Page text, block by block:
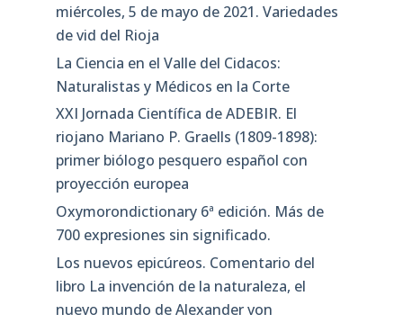
miércoles, 5 de mayo de 2021. Variedades
de vid del Rioja
La Ciencia en el Valle del Cidacos:
Naturalistas y Médicos en la Corte
XXI Jornada Científica de ADEBIR. El
riojano Mariano P. Graells (1809-1898):
primer biólogo pesquero español con
proyección europea
Oxymorondictionary 6ª edición. Más de
700 expresiones sin significado.
Los nuevos epicúreos. Comentario del
libro La invención de la naturaleza, el
nuevo mundo de Alexander von